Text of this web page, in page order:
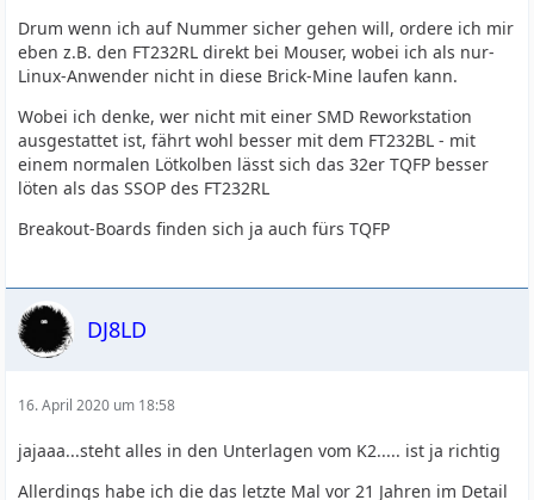
Drum wenn ich auf Nummer sicher gehen will, ordere ich mir
eben z.B. den FT232RL direkt bei Mouser, wobei ich als nur-
Linux-Anwender nicht in diese Brick-Mine laufen kann.
Wobei ich denke, wer nicht mit einer SMD Reworkstation
ausgestattet ist, fährt wohl besser mit dem FT232BL - mit
einem normalen Lötkolben lässt sich das 32er TQFP besser
löten als das SSOP des FT232RL
Breakout-Boards finden sich ja auch fürs TQFP
DJ8LD
16. April 2020 um 18:58
jajaaa...steht alles in den Unterlagen vom K2..... ist ja richtig
Allerdings habe ich die das letzte Mal vor 21 Jahren im Detail